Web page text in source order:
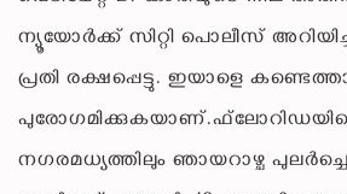
ന്യൂയോര്‍ക്ക് സിറ്റി പൊലീസ്
പ്രതി രക്ഷപ്പെട്ടു. ഇയാളെ
നഗരമധ്യത്തിലും ഞായറാഴ്ച